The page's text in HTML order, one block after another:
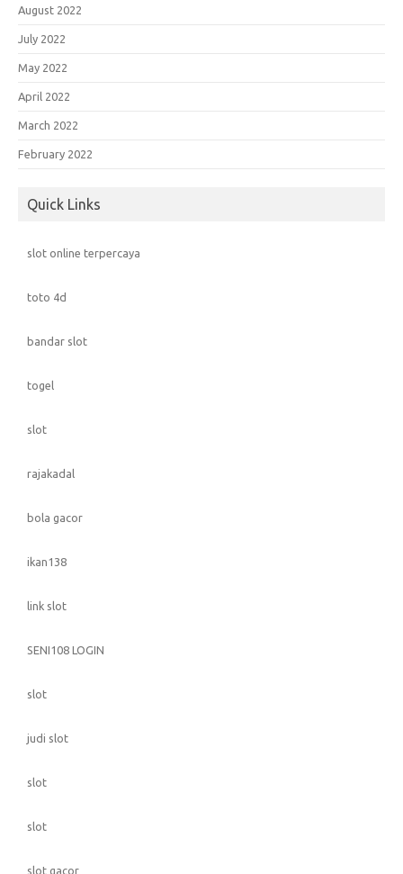
August 2022
July 2022
May 2022
April 2022
March 2022
February 2022
Quick Links
slot online terpercaya
toto 4d
bandar slot
togel
slot
rajakadal
bola gacor
ikan138
link slot
SENI108 LOGIN
slot
judi slot
slot
slot
slot gacor